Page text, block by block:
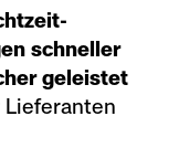
schneller
geleistet
Lieferanten